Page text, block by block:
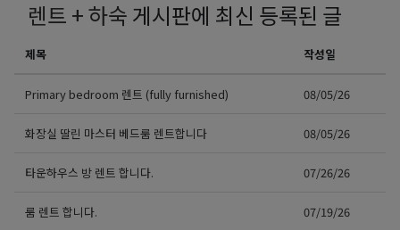
렌트 + 하숙 게시판에 최신 등록된 글
제목 작성일
Primary bedroom 렌트 (fully furnished) 08/05/26
화장실 딸린 마스터 베드룸 렌트합니다 08/05/26
타운하우스 방 렌트 합니다. 07/26/26
룸 렌트 합니다. 07/19/26